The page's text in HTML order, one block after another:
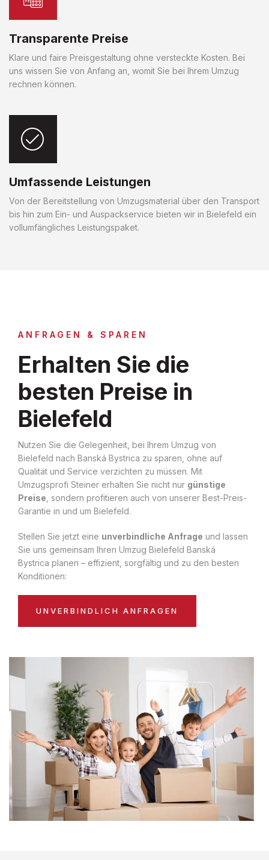
Transparente Preise
Klare und faire Preisgestaltung ohne versteckte Kosten. Bei
uns wissen Sie von Anfang an, womit Sie bei Ihrem Umzug
rechnen können.
Umfassende Leistungen
Von der Bereitstellung von Umzugsmaterial über den Transport
bis hin zum Ein- und Auspackservice bieten wir in Bielefeld ein
vollumfängliches Leistungspaket.
ANFRAGEN & SPAREN
Erhalten Sie die
besten Preise in
Bielefeld
Nutzen Sie die Gelegenheit, bei Ihrem Umzug von
Bielefeld nach Banská Bystrica zu sparen, ohne auf
Qualität und Service verzichten zu müssen. Mit
Umzugsprofi Steiner erhalten Sie nicht nur günstige
Preise , sondern profitieren auch von unserer Best-Preis-
Garantie in und um Bielefeld.
Stellen Sie jetzt eine unverbindliche Anfrage und lassen
Sie uns gemeinsam Ihren Umzug Bielefeld Banská
Bystrica planen – effizient, sorgfältig und zu den besten
Konditionen:
UNVERBINDLICH ANFRAGEN